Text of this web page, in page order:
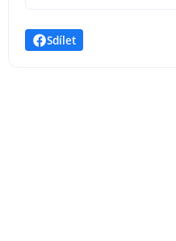
Sdílet